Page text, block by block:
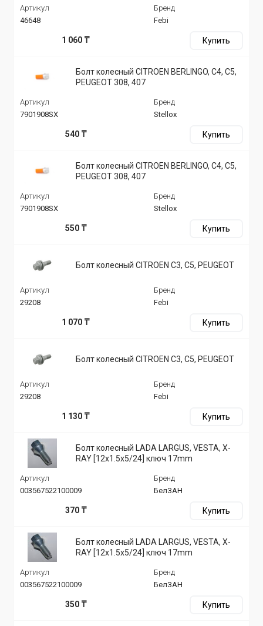
Артикул
46648
Бренд
Febi
1 060 ₸ Купить
Болт колесный CITROEN BERLINGO, C4, C5,
PEUGEOT 308, 407
Артикул
7901908SX
Бренд
Stellox
540 ₸ Купить
Болт колесный CITROEN BERLINGO, C4, C5,
PEUGEOT 308, 407
Артикул
7901908SX
Бренд
Stellox
550 ₸ Купить
Болт колесный CITROEN C3, C5, PEUGEOT
Артикул
29208
Бренд
Febi
1 070 ₸ Купить
Болт колесный CITROEN C3, C5, PEUGEOT
Артикул
29208
Бренд
Febi
1 130 ₸ Купить
Болт колесный LADA LARGUS, VESTA, X-
RAY [12х1.5х5/24] ключ 17mm
Артикул
003567522100009
Бренд
БелЗАН
370 ₸ Купить
Болт колесный LADA LARGUS, VESTA, X-
RAY [12х1.5х5/24] ключ 17mm
Артикул
003567522100009
Бренд
БелЗАН
350 ₸ Купить